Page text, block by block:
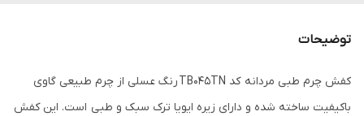
توضیحات
کفش چرم طبی مردانه کد TB045TN رنگ عسلی از چرم طبیعی گاوی
باکیفیت ساخته شده و دارای زیره ایویا ترک سبک و طبی است. این کفش